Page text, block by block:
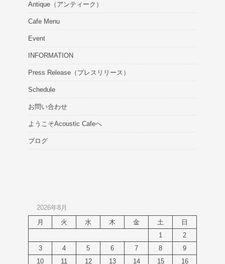
Antique（アンティーク）
Cafe Menu
Event
INFORMATION
Press Release（プレスリリース）
Schedule
お問い合わせ
ようこそAcoustic Cafeへ
ブログ
2026年8月
月
火 水 木 金 土
日
1
2
3
4 5 6 7 8
9
10
11 12 13 14 15 16